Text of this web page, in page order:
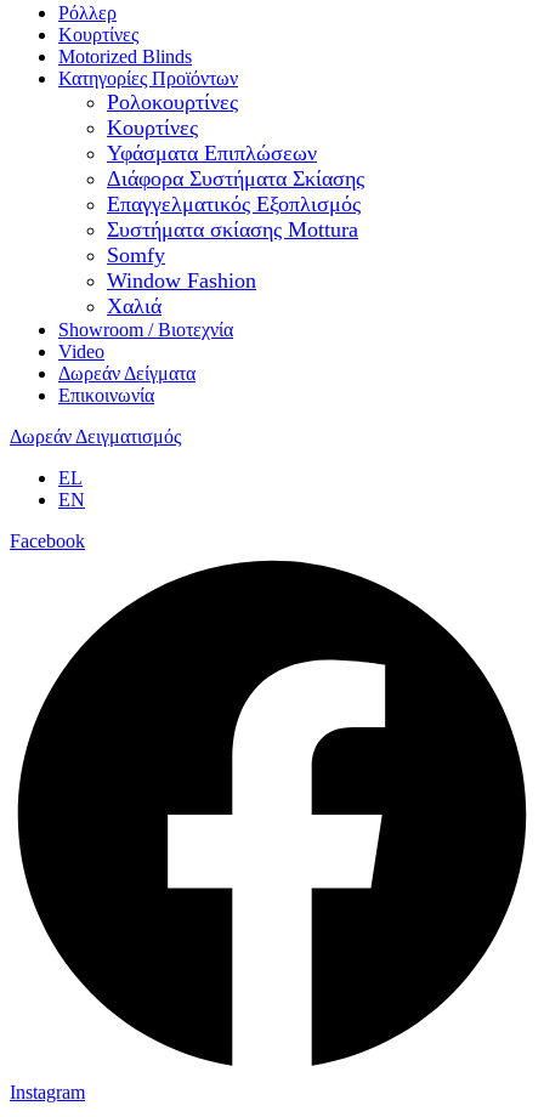
Ρόλλερ
Κουρτίνες
Motorized Blinds
Κατηγορίες Προϊόντων
Ρολοκουρτίνες
Κουρτίνες
Υφάσματα Επιπλώσεων
Διάφορα Συστήματα Σκίασης
Επαγγελματικός Εξοπλισμός
Συστήματα σκίασης Mottura
Somfy
Window Fashion
Χαλιά
Showroom / Βιοτεχνία
Video
Δωρεάν Δείγματα
Επικοινωνία
Δωρεάν Δειγματισμός
EL
EN
Facebook
Instagram